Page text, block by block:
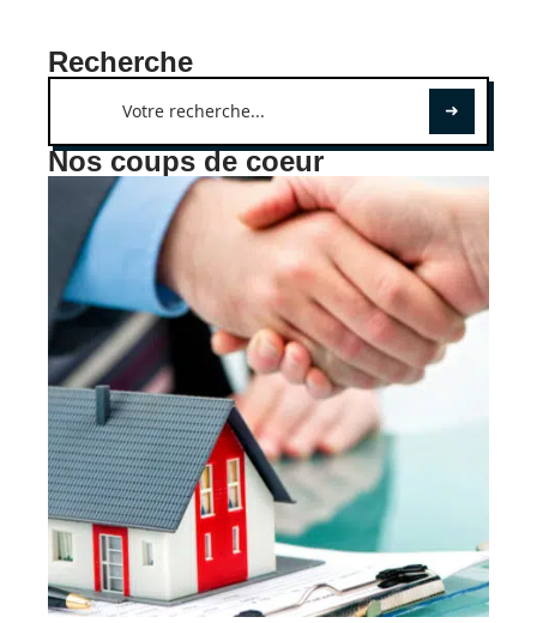
Recherche
Nos coups de coeur